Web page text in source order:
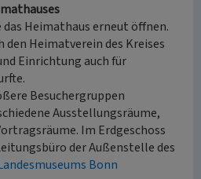
Heimathaus erneut öffnen.
den Heimatverein des Kreises
Einrichtung auch für
Besuchergruppen
Ausstellungsräume,
Im Erdgeschoss
der Außenstelle des
Bonn